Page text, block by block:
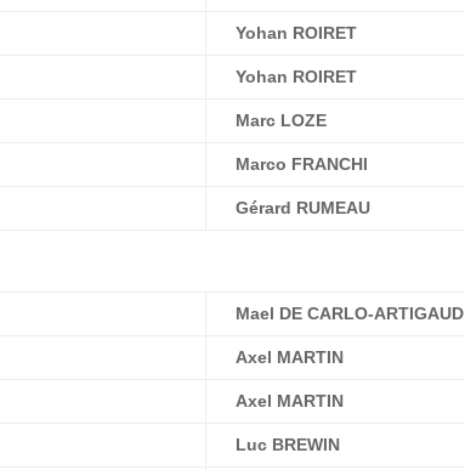
Yohan ROIRET
Yohan ROIRET
Marc LOZE
Marco FRANCHI
Gérard RUMEAU
Mael DE CARLO-ARTIGAUD
Axel MARTIN
Axel MARTIN
Luc BREWIN